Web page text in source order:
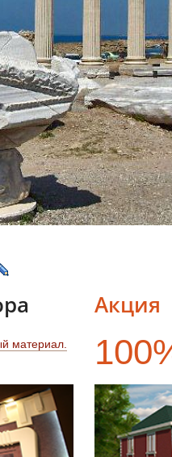
Акция
материал.